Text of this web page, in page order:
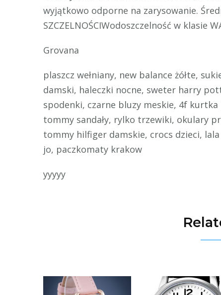
wyjątkowo odporne na zarysowanie.
SZCZELNOŚCIWodoszczelność w klasie
Grovana
plaszcz wełniany, new balance żółte,
damski, haleczki nocne, sweter harry
spodenki, czarne bluzy meskie, 4f
tommy sandały, rylko trzewiki, okulary
tommy hilfiger damskie, crocs dzieci,
jo, paczkomaty krakow
yyyyy